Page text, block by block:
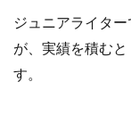
募
す
ジュニアライター
が、実績を積むと
す。